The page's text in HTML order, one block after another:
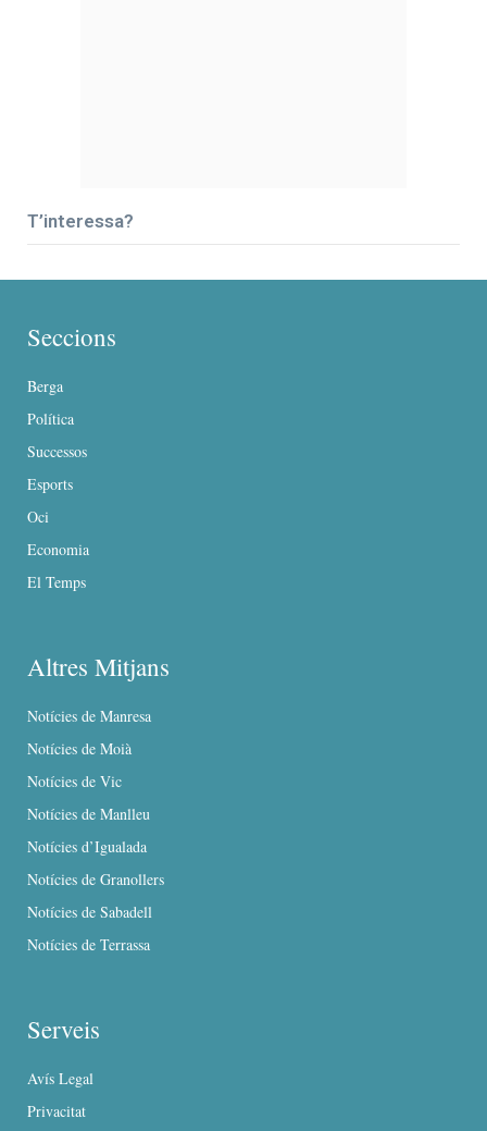
T’interessa?
Seccions
Berga
Política
Successos
Esports
Oci
Economia
El Temps
Altres Mitjans
Notícies de Manresa
Notícies de Moià
Notícies de Vic
Notícies de Manlleu
Notícies d’Igualada
Notícies de Granollers
Notícies de Sabadell
Notícies de Terrassa
Serveis
Avís Legal
Privacitat